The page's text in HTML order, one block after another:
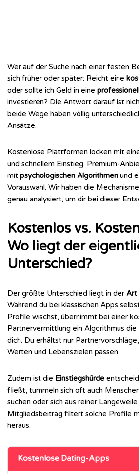
Wer auf der Suche nach einer festen
sich früher oder später: Reicht eine
oder sollte ich Geld in eine
investieren? Die Antwort darauf ist
beide Wege haben völlig
Ansätze.
Kostenlose Plattformen locken mit
und schnellem Einstieg. Premium-
mit psychologischen Algorithmen und
Vorauswahl. Wir haben die
genau analysiert, um dir bei dieser
Kostenlos vs.
Wo liegt der
Unterschied?
Der größte Unterschied liegt in der Art
Während du bei klassischen Apps
Profile wischst, übernimmt bei einer
Partnervermittlung ein Algorithmus
dich. Du erhältst nur
Werten und Lebenszielen passen.
Zudem ist die Einstiegshürde
fließt, tummeln sich oft auch
suchen oder sich aus reiner
Mitgliedsbeitrag filtert solche Profile
heraus.
Kostenlose Dating-Apps